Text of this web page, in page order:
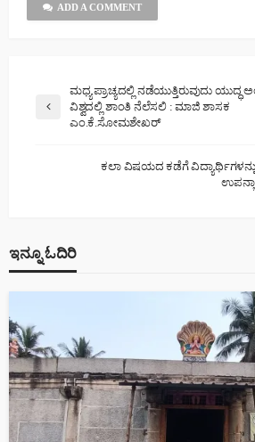
ADD A COMMENT
ಮಧ್ಯ ಪ್ರಾಚ್ಯದಲ್ಲಿ ನಡೆಯುತ್ತಿರುವುದು ಯುದ್ಧ
ವಿಶ್ವದಲ್ಲಿ ಶಾಂತಿ ನೆಲೆಸಲಿ : ಮಾಜಿ ಶಾಸಕ
ಎಂ.ಕೆ.ಸೋಮಶೇಖರ್
ಕಲಾ ವಿಷಯದ ಕಡೆಗೆ
ಇನ್ನೂ ಓದಿರಿ